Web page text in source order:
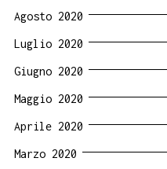
Agosto 2020
Luglio 2020
Giugno 2020
Maggio 2020
Aprile 2020
Marzo 2020